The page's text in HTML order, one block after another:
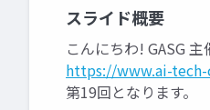
スライド概要
こんにちわ! GASG 主
https://www.ai-
第19回となります。